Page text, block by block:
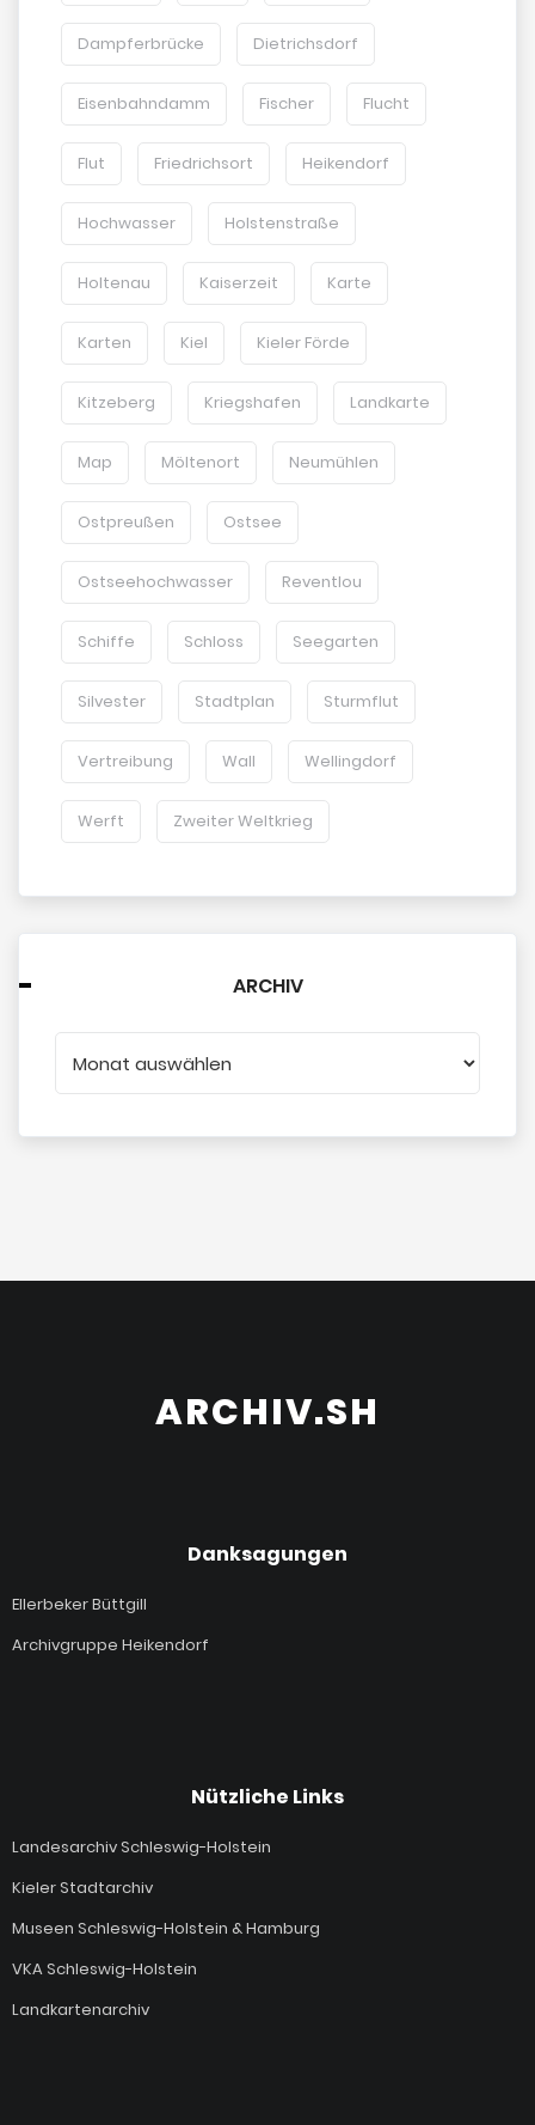
Dampferbrücke Dietrichsdorf
Eisenbahndamm Fischer Flucht
Flut Friedrichsort Heikendorf
Hochwasser Holstenstraße
Holtenau Kaiserzeit Karte
Karten Kiel Kieler Förde
Kitzeberg Kriegshafen Landkarte
Map Möltenort Neumühlen
Ostpreußen Ostsee
Ostseehochwasser Reventlou
Schiffe Schloss Seegarten
Silvester Stadtplan Sturmflut
Vertreibung Wall Wellingdorf
Werft Zweiter Weltkrieg
ARCHIV
ARCHIV.SH
Danksagungen
Ellerbeker Büttgill
Archivgruppe Heikendorf
Nützliche Links
Landesarchiv Schleswig-Holstein
Kieler Stadtarchiv
Museen Schleswig-Holstein & Hamburg
VKA Schleswig-Holstein
Landkartenarchiv